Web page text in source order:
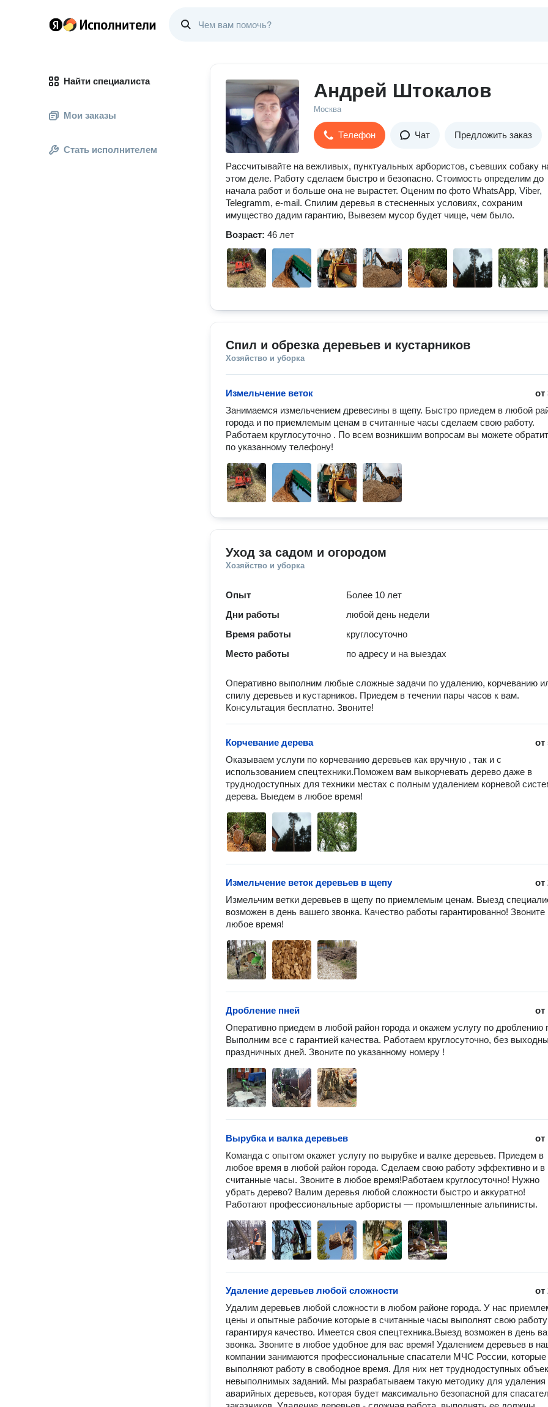
Найти специалиста
Мои заказы
Стать исполнителем
Андрей Штокалов
Москва
Телефон Чат Предложить заказ
Рассчитывайте на вежливых, пунктуальных арбористов, съевших собаку
этом деле. Работу сделаем быстро и безопасно. Стоимость определим до
начала работ и больше она не вырастет. Оценим по фото WhatsApp, Viber,
Telegramm, e-mail. Спилим деревья в стесненных условиях, сохраним
имущество дадим гарантию, Вывезем мусор будет чище, чем было.
Возраст: 46 лет
Спил и обрезка деревьев и кустарников
Хозяйство и уборка
от
Измельчение веток
Занимаемся измельчением древесины в щепу. Быстро приедем в любой
города и по приемлемым ценам в считанные часы сделаем свою работу.
Работаем круглосуточно . По всем возникшим вопросам вы можете
по указанному телефону!
Уход за садом и огородом
Хозяйство и уборка
Опыт
Более 10 лет
Дни работы
любой день недели
Время работы
круглосуточно
Место работы
по адресу и на выездах
Оперативно выполним любые сложные задачи по удалению, корчеванию
спилу деревьев и кустарников. Приедем в течении пары часов к вам.
Консультация бесплатно. Звоните!
от
Корчевание дерева
Оказываем услуги по корчеванию деревьев как вручную , так и с
использованием спецтехники.Поможем вам выкорчевать дерево даже в
труднодоступных для техники местах с полным удалением корневой
дерева. Выедем в любое время!
от
Измельчение веток деревьев в щепу
Измельчим ветки деревьев в щепу по приемлемым ценам. Выезд
возможен в день вашего звонка. Качество работы гарантированно! Звоните
любое время!
от
Дробление пней
Оперативно приедем в любой район города и окажем услугу по дроблению
Выполним все с гарантией качества. Работаем круглосуточно, без
праздничных дней. Звоните по указанному номеру !
от
Вырубка и валка деревьев
Команда с опытом окажет услугу по вырубке и валке деревьев. Приедем в
любое время в любой район города. Сделаем свою работу эффективно и в
считанные часы. Звоните в любое время!Работаем круглосуточно! Нужно
убрать дерево? Валим деревья любой сложности быстро и аккуратно!
Работают профессиональные арбористы — промышленные альпинисты.
от
Удаление деревьев любой сложности
Удалим деревьев любой сложности в любом районе города. У нас
цены и опытные рабочие которые в считанные часы выполнят свою работу
гарантируя качество. Имеется своя спецтехника.Выезд возможен в день
звонка. Звоните в любое удобное для вас время! Удалением деревьев в
компании занимаются профессиональные спасатели МЧС России, которые
выполняют работу в свободное время. Для них нет труднодоступных
невыполнимых заданий. Мы разрабатываем такую методику для удаления
аварийных деревьев, которая будет максимально безопасной для